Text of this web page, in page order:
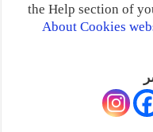
the Help section of
About Cookies